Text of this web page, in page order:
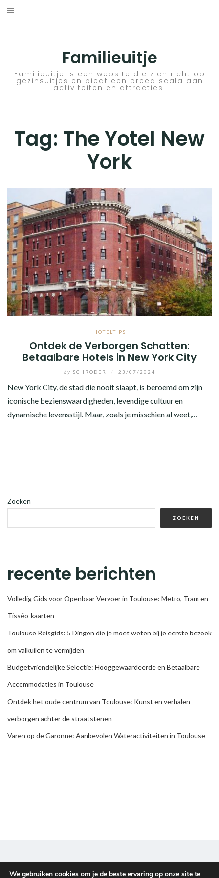
Skip
Familieuitje
Familieuitje is een website die zich richt op
gezinsuitjes en biedt een breed scala aan
activiteiten en attracties.
Tag: The Yotel New
York
HOTELTIPS
Ontdek de Verborgen Schatten:
Betaalbare Hotels in New York City
by SCHRODER 23/07/2024
New York City, de stad die nooit slaapt, is beroemd om zijn
iconische bezienswaardigheden, levendige cultuur en
dynamische levensstijl. Maar, zoals je misschien al weet,…
Zoeken
ZOEKEN
recente berichten
Volledig Gids voor Openbaar Vervoer in Toulouse: Metro, Tram en
Tisséo-kaarten
Toulouse Reisgids: 5 Dingen die je moet weten bij je eerste bezoek
om valkuilen te vermijden
Budgetvriendelijke Selectie: Hooggewaardeerde en Betaalbare
Accommodaties in Toulouse
Ontdek het oude centrum van Toulouse: Kunst en verhalen
verborgen achter de straatstenen
Varen op de Garonne: Aanbevolen Wateractiviteiten in Toulouse
Disclaimer & Privacy policy
HOTELTIPS
We gebruiken cookies om je de beste ervaring op onze site te